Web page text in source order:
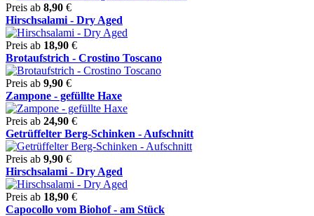
Preis ab 8,90 €
Hirschsalami - Dry Aged
Preis ab 18,90 €
Brotaufstrich - Crostino Toscano
Preis ab 9,90 €
Zampone - gefüllte Haxe
Preis ab 24,90 €
Getrüffelter Berg-Schinken - Aufschnitt
Preis ab 9,90 €
Hirschsalami - Dry Aged
Preis ab 18,90 €
Capocollo vom Biohof - am Stück